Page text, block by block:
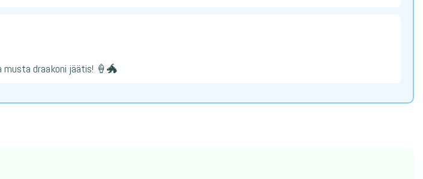
musta draakoni jäätis! 🍦🐲